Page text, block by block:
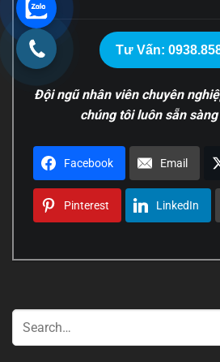
Tư Vấn:
Đội ngũ nhân viên chuyên
chúng tôi luôn sẵn
Facebook Email
Pinterest LinkedIn